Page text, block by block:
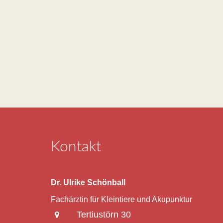
Kontakt
Dr. Ulrike Schönball
Fachärztin für Kleintiere und Akupunktur
Tertiustörn 30